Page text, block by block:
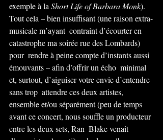
exemple à la Short Life of Barbara Monk).
Tout cela – bien insuffisant (une raison extra-
musicale m’ayant  contraint d’écourter en
catastrophe ma soirée rue des Lombards)
pour  rendre à peine compte d’instants aussi
émouvants – afin d’offrir un écho  minimal
et, surtout, d’aiguiser votre envie d’entendre
sans trop  attendre ces deux artistes,
ensemble et/ou séparément (peu de temps
avant ce concert, nous souffle un producteur
entre les deux sets, Ran  Blake venait